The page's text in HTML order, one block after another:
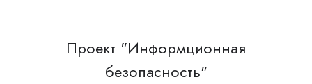
Проект "Информционная
безопасность"